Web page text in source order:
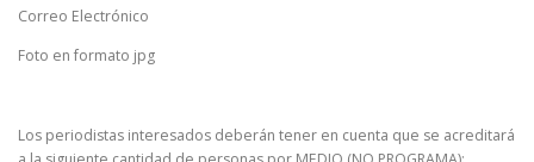
Correo Electrónico
Foto en formato jpg
Los periodistas interesados deberán tener en cuenta que se acreditará